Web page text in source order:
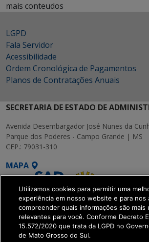
mais conteudos
LGPD
Fala Servidor
Acessibilidade
Ordem Cronológica de Pagamentos
Planos de Contratações Anuais
SECRETARIA DE ESTADO DE
Avenida Desembargador José Nunes da
Parque dos Poderes - Campo Grande | MS
CEP.: 79031-310
MAPA
SETDIG | Secretaria-
Utilizamos cookies para permitir uma
experiência em nosso website e para nos
compreender quais informações são mais
relevantes para você. Conforme Decreto
15.572/2020 que trata da LGPD no
de Mato Grosso do Sul.